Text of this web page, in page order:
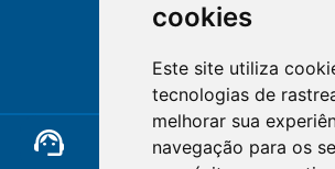
cookies
Este site utiliza
tecnologias de
melhorar sua
navegação para os
NOVA
RIO DE JANEIRO
support_agent mail